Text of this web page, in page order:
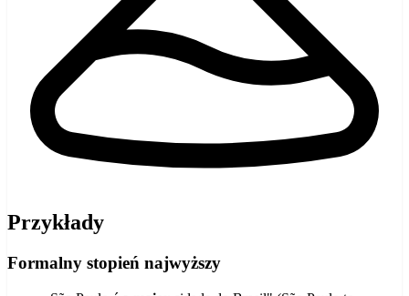
Przykłady
Formalny stopień najwyższy